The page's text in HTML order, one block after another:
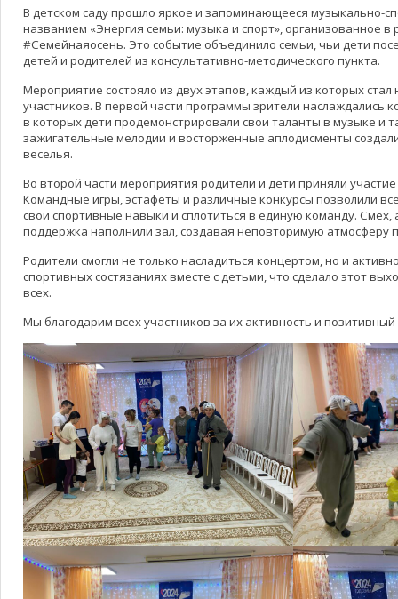
В детском саду прошло яркое и запоминающееся музыкально-
названием «Энергия семьи: музыка и спорт», организованное в
#Семейнаяосень. Это событие объединило семьи, чьи дети
детей и родителей из консультативно-методического пункта.
Мероприятие состояло из двух этапов, каждый из которых
участников. В первой части программы зрители наслаждались
в которых дети продемонстрировали свои таланты в музыке и
зажигательные мелодии и восторженные аплодисменты
веселья.
Во второй части мероприятия родители и дети приняли
Командные игры, эстафеты и различные конкурсы позволили
свои спортивные навыки и сплотиться в единую команду. Смех,
поддержка наполнили зал, создавая неповторимую атмосферу
Родители смогли не только насладиться концертом, но и
спортивных состязаниях вместе с детьми, что сделало этот
всех.
Мы благодарим всех участников за их активность и позитивный